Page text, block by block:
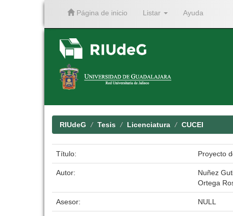
Página de inicio Listar Ayuda
RIUdeG Tesis Licenciatura CUCEI
Título: Proyecto
Autor:
Nuñez
Ortega
Asesor: NULL